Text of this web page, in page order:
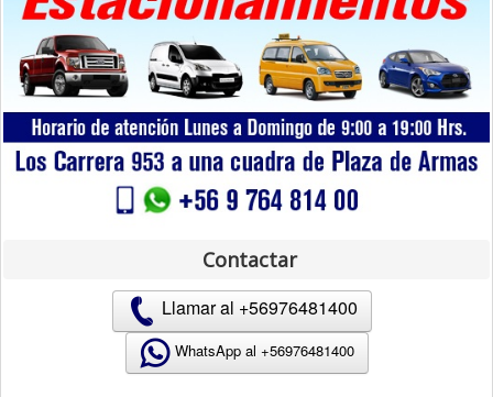
Contactar
Llamar al +56976481400
WhatsApp al +56976481400